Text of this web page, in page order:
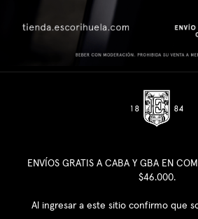
ENVÍOS GRATIS A CABA Y GBA EN
$46.000.
Al ingresar a este sitio confirmo que